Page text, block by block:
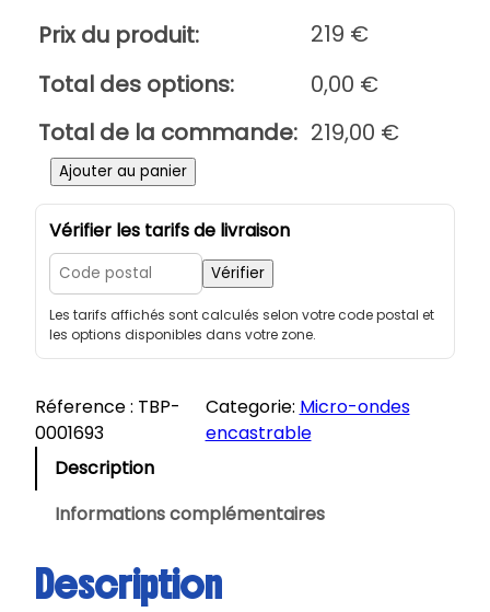
Prix du produit: 219 €
Total des options:
0,00 €
Total de la commande: 219,00 €
é
e
B
A
T
Ajouter au panier
Vérifier les tarifs de livraison
Vérifier
Les tarifs affichés sont calculés selon votre code postal et
les options disponibles dans votre zone.
Réference : TBP-
0001693
Categorie: Micro-ondes
encastrable
Description
Informations complémentaires
Description